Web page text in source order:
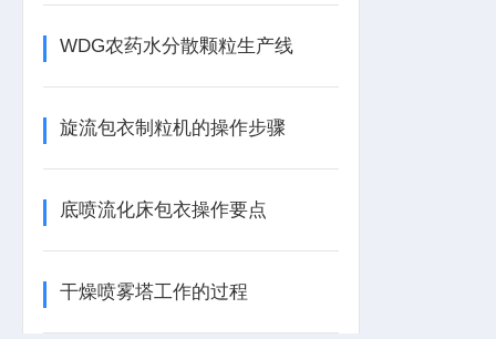
WDG农药水分散颗粒生产线
旋流包衣制粒机的操作步骤
底喷流化床包衣操作要点
干燥喷雾塔工作的过程